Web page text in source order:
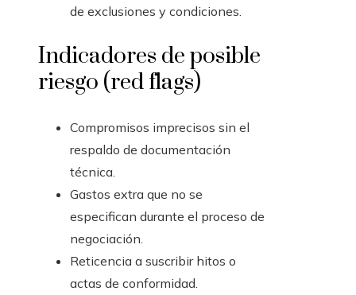
de exclusiones y condiciones.
Indicadores de posible
riesgo (red flags)
Compromisos imprecisos sin el
respaldo de documentación
técnica.
Gastos extra que no se
especifican durante el proceso de
negociación.
Reticencia a suscribir hitos o
actas de conformidad.